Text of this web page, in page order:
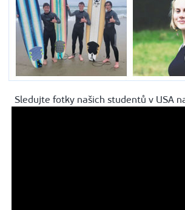
Sledujte fotky našich studentů v USA